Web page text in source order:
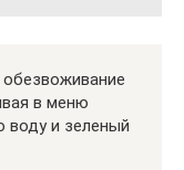
в меню
воду и зеленый